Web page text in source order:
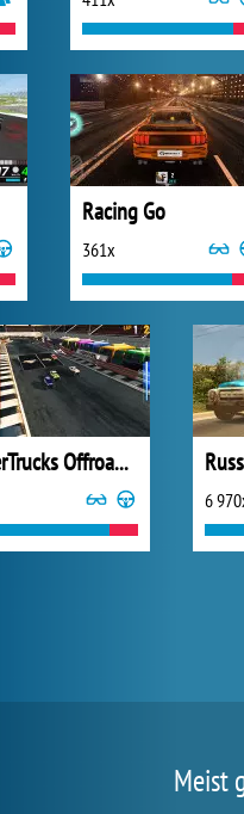
Racing Go
361x
SuperTrucks Offroad Racing
6
Meist